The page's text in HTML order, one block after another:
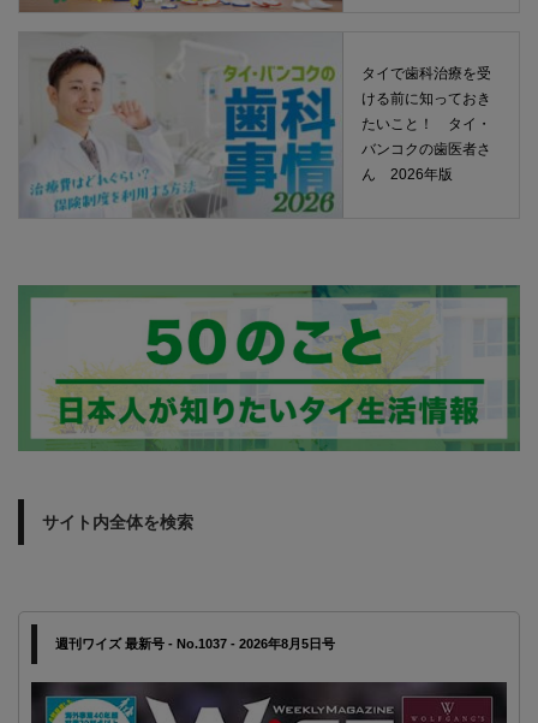
タイで歯科治療を受
ける前に知っておき
たいこと！ タイ・
バンコクの歯医者さ
ん 2026年版
サイト内全体を検索
週刊ワイズ 最新号 - No.1037 - 2026年8月5日号